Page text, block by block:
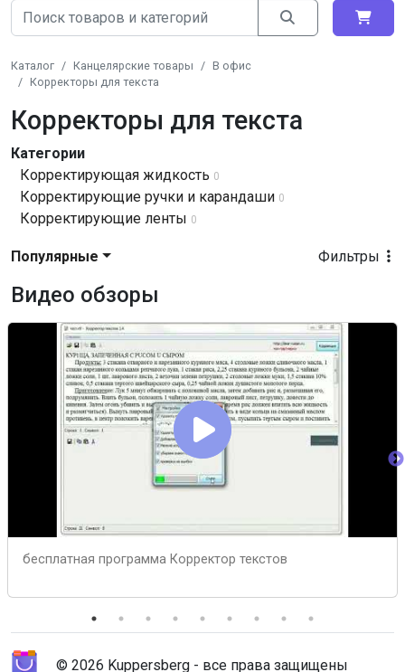
Каталог Канцелярские товары
В офис
Корректоры для текста
Корректоры для текста
Категории
Корректирующая жидкость 0
Корректирующие ручки и карандаши 0
Корректирующие ленты 0
Фильтры
Популярные
Видео обзоры
бесплатная программа Корректор текстов
© 2026 Kuppersberg - все права защищены